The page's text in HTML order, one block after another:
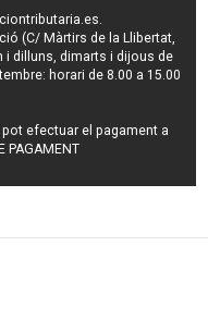
.
(C/ Màrtirs de la Llibertat,
i dilluns, dimarts i dijous de
horari de 8.00 a 15.00
efectuar el pagament a
PAGAMENT